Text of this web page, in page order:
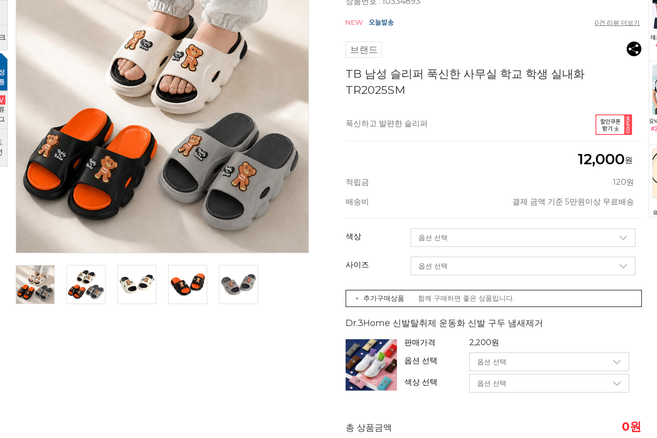
0건 리뷰 더보기
브랜드
TB 남성 슬리퍼 푹신한 사무실 학교 학생 실내화
TR2025SM
푹신하고 발편한 슬리퍼
12,000원
적립금 120원
배송비 결제 금액 기준 5만원이상 무료배송
색상
사이즈
+ 추가구매상품 함께 구매하면 좋은 상품입니다.
Dr.3Home 신발탈취제 운동화 신발 구두 냄새제거
판매가격
2,200원
옵션 선택
색상 선택
총 상품금액 0원